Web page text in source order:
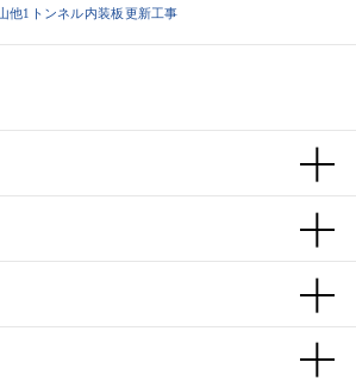
1トンネル内装板更新工事